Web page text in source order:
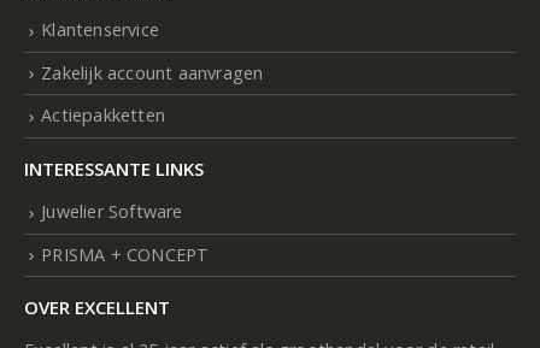
Klantenservice
Zakelijk account aanvragen
Actiepakketten
INTERESSANTE LINKS
Juwelier Software
PRISMA + CONCEPT
OVER EXCELLENT